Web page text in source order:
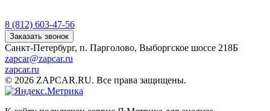
8 (812) 603-47-56
Заказать звонок
Санкт-Петербург, п. Парголово, Выборгское шоссе 218Б
zapcar@zapcar.ru
zapcar.ru
© 2026 ZAPCAR.RU. Все права защищены.